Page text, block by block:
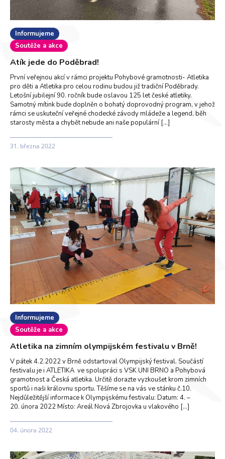
Informujeme
Soutěže a akce
Atík jede do Poděbrad!
První veřejnou akcí v rámci projektu Pohybové gramotnosti- Atletika
pro děti a Atletika pro celou rodinu budou již tradiční Poděbrady.
Letošní jubilejní 90. ročník bude oslavou 125 let české atletiky.
Samotný mítink bude doplněn o bohatý doprovodný program, v jehož
rámci se uskuteční veřejné chodecké závody mládeže a legend, běh
starosty města a chybět nebude ani naše populární […]
31. března 2022
Informujeme
Soutěže a akce
Atletika na zimním olympijském festivalu v Brně!
V pátek 4.2.2022 v Brně odstartoval Olympijský festival. Součástí
festivalu je i ATLETIKA ve spolupráci s VSK UNI BRNO a Pohybová
gramotnost a Česká atletika. Určitě dorazte vyzkoušet krom zimních
sportů i naši královnu sportu. Těšíme se na vás ve stánku č.10.
Nejdůležitější informace k Olympijskému festivalu: Datum: 4. –
20. února 2022 Místo: Areál Nová Zbrojovka u vlakového […]
04. února 2022